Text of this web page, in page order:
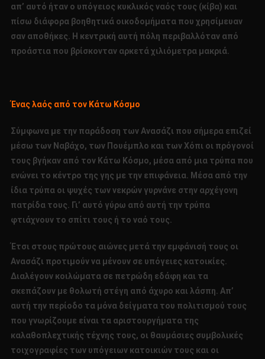
απ’ αυτό ήταν ο υπόγειος κυκλικός ναός τους (κίβα) και
πίσω διάφορα βοηθητικά οικοδομήματα που χρησίμευαν
σαν αποθήκες. Η κεντρική αυτή πόλη περιβαλλόταν από
προάστια που βρίσκονταν αρκετά χιλιόμετρα μακριά.
Ένας λαός από τον Κάτω Κόσμο
Σύμφωνα με την παράδοση των Ανασάζι που σήμερα επιζεί
μέσω των Ναβάχο, των Πουέμπλο και των Χόπι οι πρόγονοί
τους βγήκαν από τον Κάτω Κόσμο, μέσα από μια τρύπα που
ενώνει το κέντρο της γης με την επιφάνεια. Μέσα από την
ίδια τρύπα οι ψυχές των νεκρών γυρνάνε στην αρχέγονη
πατρίδα τους. Γι’ αυτό γύρω από αυτή την τρύπα
φτιάχνουν το σπίτι τους ή το ναό τους.
Έτσι στους πρώτους αιώνες μετά την εμφάνισή τους οι
Ανασάζι προτιμούν να μένουν σε υπόγειες κατοικίες.
Διαλέγουν κοιλώματα σε πετρώδη εδάφη και τα
σκεπάζουν με θολωτή στέγη από άχυρο και λάσπη. Απ’
αυτή την περίοδο τα μόνα δείγματα του πολιτισμού τους
που γνωρίζουμε είναι τα αριστουργήματα της
καλαθοπλεχτικής τέχνης τους, οι θαυμάσιες συμβολικές
τοιχογραφίες των υπόγειων κατοικιών τους και οι